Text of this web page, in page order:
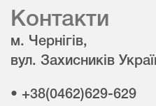
Контакти
м. Чернігів,
вул. Захисників
• +38(0462)629-629